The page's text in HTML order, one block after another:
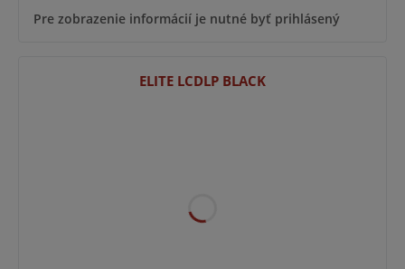
Pre zobrazenie informácií je nutné byť prihlásený
ELITE LCDLP BLACK